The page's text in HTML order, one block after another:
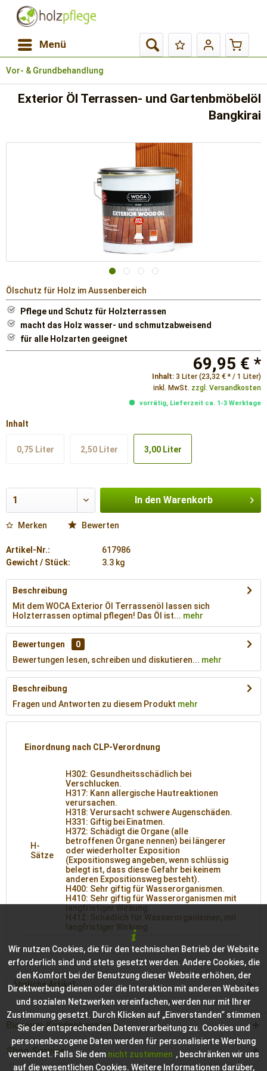
Menü
Vor- & Grundbehandlung
Exterior Öl Terrassen- und Gartenbmöbelöl
Bangkirai
Ölschutz für Holz im Aussenbereich
Pflege und Schutz für Holzterrassen
macht das Holz wasser- und schmutzabweisend
für alle Holzarten geeignet
69,95 € *
Inhalt: 3 Liter (23,32 € * / 1 Liter)
inkl. MwSt. zzgl. Versandkosten
vorrätig, Lieferzeit ca. 1-3 Werktage
Inhalt
0,75 Liter 2,50 Liter 3,00 Liter
In den Warenkorb
Merken Bewerten
Artikel-Nr.:
617986
Gewicht / Stück:
3.3 kg
Beschreibung
Mit dem WOCA Exterior Öl Terrassenöl lassen sich
Holzterrassen optimal pflegen! Das Öl ist... mehr
Bewertungen
0
Bewertungen lesen, schreiben und diskutieren... mehr
Beschreibung
Fragen und Antworten zu diesem Produkt mehr
Einordnung nach CLP-Verordnung
H-
Sätze
H302: Gesundheitsschädlich bei
Verschlucken.
H317: Kann allergische Hautreaktionen
verursachen.
H318: Verursacht schwere Augenschäden.
H331: Giftig bei Einatmen.
H372: Schädigt die Organe (alle
betroffenen Organe nennen) bei längerer
oder wiederholter Exposition
(Expositionsweg angeben, wenn schlüssig
belegt ist, dass diese Gefahr bei keinem
anderen Expositionsweg besteht).
H400: Sehr giftig für Wasserorganismen.
H410: Sehr giftig für Wasserorganismen mit
langfristiger Wirkung.
H412: Schädlich für Wasserorganismen, mit
langfristiger Wirkung.
Ähnliche Artikel
Bioraum Kundenberatung
Shop Service
Wir nutzen Cookies, die für den technischen Betrieb der Website
erforderlich sind und stets gesetzt werden. Andere Cookies, die
den Komfort bei der Benutzung dieser Website erhöhen, der
Direktwerbung dienen oder die Interaktion mit anderen Websites
und sozialen Netzwerken vereinfachen, werden nur mit Ihrer
Zustimmung gesetzt. Durch Klicken auf „Einverstanden“ stimmen
Sie der entsprechenden Datenverarbeitung zu. Cookies und
personenbezogene Daten werden für personalisierte Werbung
verwendet. Falls Sie dem nicht zustimmen , beschränken wir uns
auf die wesentlichen Cookies. Weitere Informationen darüber,